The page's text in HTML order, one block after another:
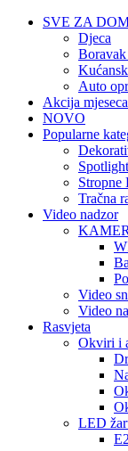
SVE ZA
Djeca
Auto
Akcija
NOVO
Popularne
Spotlight
Tračna
Video nadzor
Video
Video
Rasvjeta
Okviri i
LED